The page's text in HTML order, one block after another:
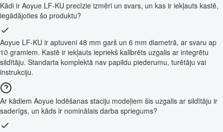
Kādi ir Aoyue LF-KU precīzie izmēri un svars, un kas ir iekļauts kastē,
iegādājoties šo produktu?
Aoyue LF-KU ir aptuveni 48 mm garš un 6 mm diametrā, ar svaru ap
10 gramiem. Kastē ir iekļauts iepriekš kalibrēts uzgalis ar integrētu
sildītāju. Standarta komplektā nav papildu piederumu, turētāju vai
instrukciju.
Ar kādiem Aoyue lodēšanas staciju modeļiem šis uzgalis ar sildītāju ir
saderīgs, un kāds ir nominālais darba spriegums?